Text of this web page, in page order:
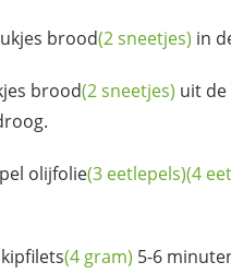
brood(2 sneetjes) in
brood(2 sneetjes) uit de
olijfolie(3 eetlepels)(4
kipfilets(4 gram) 5-6